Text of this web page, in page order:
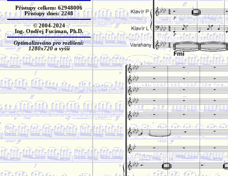
Přístupy celkem: 62948006
Přístupy dnes: 2248
© 2004-2024
Ing. Ondřej Fuciman, Ph.D.
Optimalizováno pro rozlišení:
1280x720 a vyšší